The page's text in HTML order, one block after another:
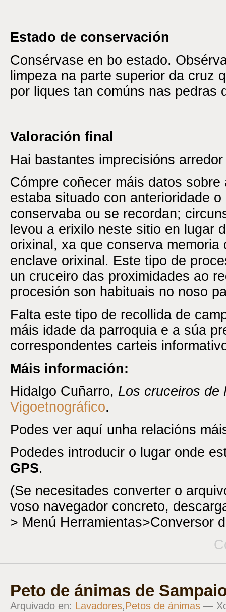
Estado de conservación
Consérvase en bo estado.
limpeza na parte superior da cruz
por liques tan comúns nas pedras
Valoración final
Hai bastantes imprecisións
Cómpre coñecer máis datos
estaba situado con anterioridade
conservaba ou se recordan;
levou a erixilo neste sitio en lugar
orixinal, xa que conserva memoria
enclave orixinal. Este tipo de
un cruceiro das proximidades ao
procesión son habituais no noso
Falta este tipo de recollida de
máis idade da parroquia e a súa
correspondentes carteis
Máis información:
Hidalgo Cuñarro, Los cruceiros de
Vigoetnográfico.
Podes ver aquí unha relacións
Podedes introducir o lugar onde
GPS.
(Se necesitades converter o
voso navegador concreto,
> Menú Herramientas>Conversor
Peto de ánimas de
Arquivado en: Lavadores,Petos de ánimas —